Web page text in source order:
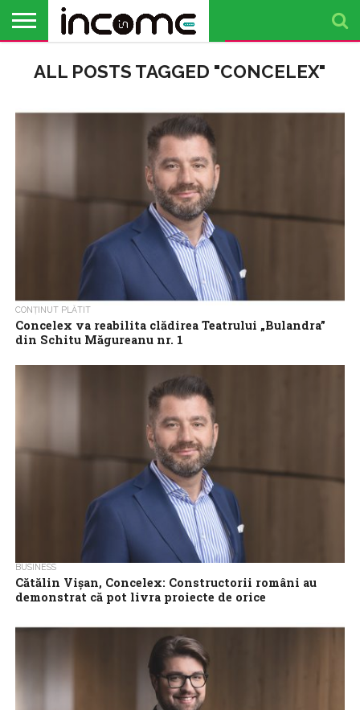
PROFIL DE
ANTREPRENOR
BUSINESS
ANALIZE
OPINII
FINANȚE
PERSONALE
TIMP
LIBER
ALL POSTS TAGGED "CONCELEX"
CONȚINUT PLĂTIT
Concelex va reabilita clădirea Teatrului „Bulandra”
din Schitu Măgureanu nr. 1
modernizare a clădirii din Schitu...
BUSINESS
Cătălin Vișan, Concelex: Constructorii români au
demonstrat că pot livra proiecte de orice
Construcțiile sunt unul dintre cele mai bune indicatoare ale
dezvoltării economiei. fie că este vorba despre spitale, școli,